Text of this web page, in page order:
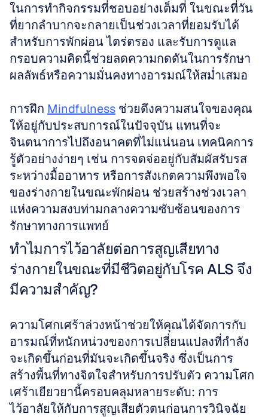
ในการทำกิจกรรมที่ชอบอย่างเต็มที่ ในขณะที่วัน
ที่ยากลำบากจะกลายเป็นช่วงเวลาที่ยอมรับได้
สำหรับการพักผ่อน ไตร่ตรอง และรับการดูแล
กรอบความคิดนี้ช่วยลดความกดดันในการรักษา
ผลลัพธ์หรือความมั่นคงทางอารมณ์ให้สม่ำเสมอ
การฝึก Mindfulness ช่วยดึงความสนใจของคุณ
ให้อยู่กับประสบการณ์ในปัจจุบัน แทนที่จะ
จินตนาการไปถึงอนาคตที่ไม่แน่นอน เทคนิคการ
รู้ตัวอย่างง่ายๆ เช่น การจดจ่ออยู่กับสัมผัสรับรส
ระหว่างมื้ออาหาร หรือการสังเกตความพึงพอใจ
ของร่างกายในขณะพักผ่อน ช่วยสร้างช่วงเวลา
แห่งความสงบท่ามกลางความซับซ้อนของการ
รักษาทางการแพทย์
ทำไมการไว้อาลัยต่อการสูญเสียทาง
ร่างกายในขณะที่มีชีวิตอยู่กับโรค ALS จึง
มีความสำคัญ?
ความโศกเศร้าล่วงหน้าช่วยให้คุณได้จัดการกับ
อารมณ์ที่หนักหน่วงของการเปลี่ยนแปลงที่กำลัง
จะเกิดขึ้นก่อนที่มันจะเกิดขึ้นจริง ซึ่งเป็นการ
สร้างพื้นที่ทางจิตใจสำหรับการปรับตัว ความโศก
เศร้าเยียวยานี้ครอบคลุมหลายระดับ: การ
ไว้อาลัยให้กับการสูญเสียตัวตนก่อนการวินิจฉัย